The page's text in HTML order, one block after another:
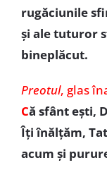
rugăciunile
și ale tuturor
bineplăcut.
Preotul, glas
Că sfânt ești,
Îți înălțăm,
acum și